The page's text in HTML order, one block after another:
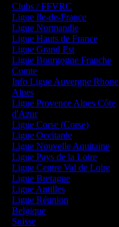
Clubs / FFVRC
Ligue Ile-de-France
Ligue Normandie
Ligue Hauts de France
Ligue Grand Est
Ligue Bourgogne Franche
Comte
Info Ligue Auvergne Rhone
Alpes
Ligue Provence Alpes Côte
d'Azur
Ligue Corse (Corse)
Ligue Occitanie
Ligue Nouvelle Aquitaine
Ligue Pays de la Loire
Ligue Centre Val de Loire
Ligue Bretagne
Ligue Antilles
Ligue Réunion
Belgique
Suisse